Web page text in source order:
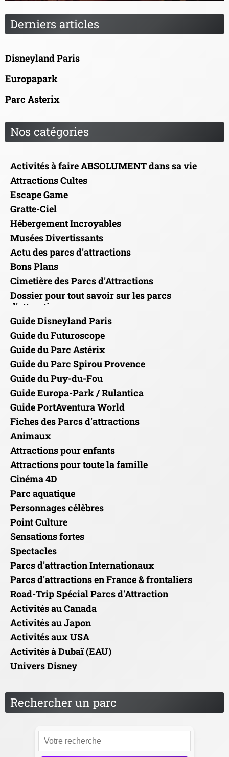
Derniers articles
Disneyland Paris
Europapark
Parc Asterix
Nos catégories
Activités à faire ABSOLUMENT dans sa vie
Attractions Cultes
Escape Game
Gratte-Ciel
Hébergement Incroyables
Musées Divertissants
Actu des parcs d'attractions
Bons Plans
Cimetière des Parcs d'Attractions
Dossier pour tout savoir sur les parcs
d'attractions
Guide Disneyland Paris
Guide du Futuroscope
Guide du Parc Astérix
Guide du Parc Spirou Provence
Guide du Puy-du-Fou
Guide Europa-Park / Rulantica
Guide PortAventura World
Fiches des Parcs d'attractions
Animaux
Attractions pour enfants
Attractions pour toute la famille
Cinéma 4D
Parc aquatique
Personnages célèbres
Point Culture
Sensations fortes
Spectacles
Parcs d'attraction Internationaux
Parcs d'attractions en France & frontaliers
Road-Trip Spécial Parcs d'Attraction
Activités au Canada
Activités au Japon
Activités aux USA
Activités à Dubaï (EAU)
Univers Disney
Rechercher un parc